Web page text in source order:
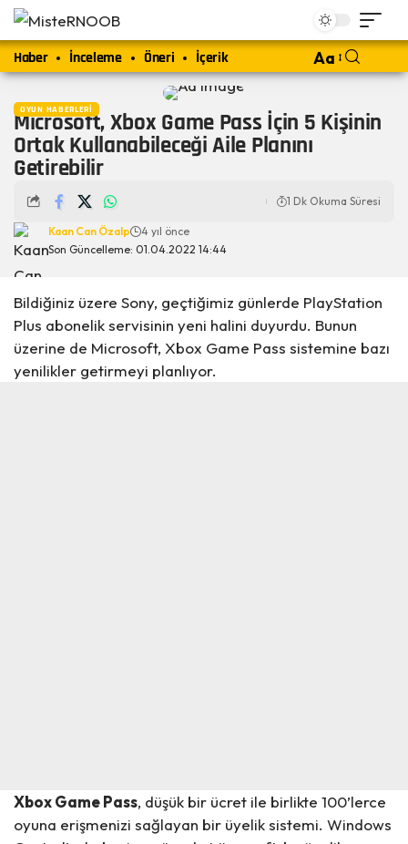
Haber İnceleme Öneri İçerik Aa
OYUN HABERLERI
Microsoft, Xbox Game Pass İçin 5 Kişinin
Ortak Kullanabileceği Aile Planını
Getirebilir
Son Güncelleme: 01.04.2022 14:44
Kaan Can Özalp 4 yıl önce
1 Dk Okuma Süresi
Bildiğiniz üzere Sony, geçtiğimiz günlerde PlayStation
Plus abonelik servisinin yeni halini duyurdu. Bunun
üzerine de Microsoft, Xbox Game Pass sistemine bazı
yenilikler getirmeyi planlıyor.
Xbox GamePass, düşük bir ücret ile birlikte 100’lerce
oyuna erişmenizi sağlayan bir üyelik sistemi. Windows